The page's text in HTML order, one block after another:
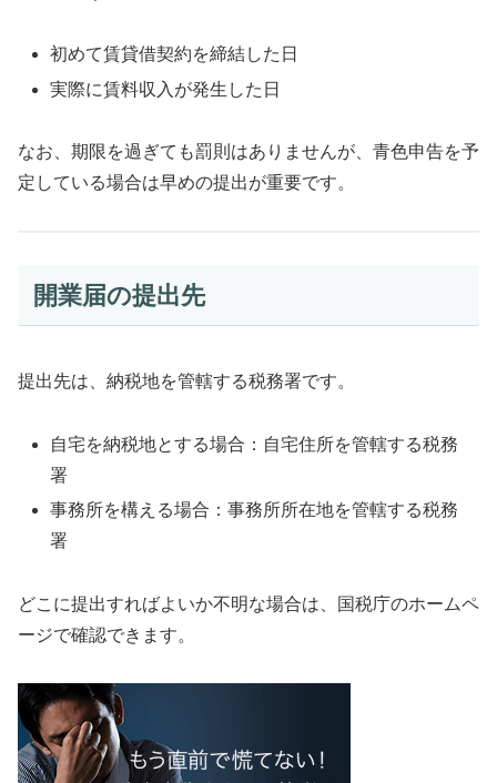
初めて賃貸借契約を締結した日
実際に賃料収入が発生した日
なお、期限を過ぎても罰則はありませんが、青色申告を予
定している場合は早めの提出が重要です。
開業届の提出先
提出先は、納税地を管轄する税務署です。
自宅を納税地とする場合：自宅住所を管轄する税務
署
事務所を構える場合：事務所所在地を管轄する税務
署
どこに提出すればよいか不明な場合は、国税庁のホームペ
ージで確認できます。